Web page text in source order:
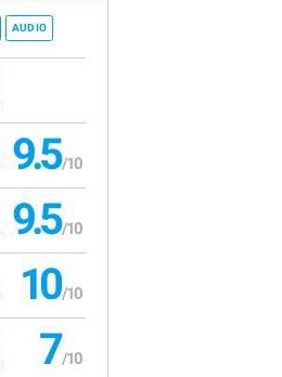
AUDIO
9.5
9.5
10
7